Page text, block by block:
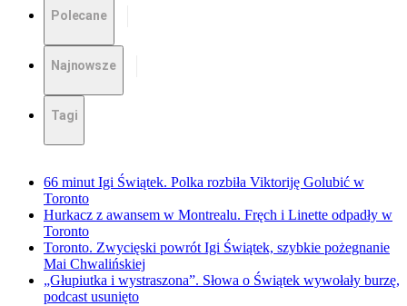
Polecane
Najnowsze
Tagi
66 minut Igi Świątek. Polka rozbiła Viktoriję Golubić w
Toronto
Hurkacz z awansem w Montrealu. Fręch i Linette odpadły w
Toronto
Toronto. Zwycięski powrót Igi Świątek, szybkie pożegnanie
Mai Chwalińskiej
„Głupiutka i wystraszona”. Słowa o Świątek wywołały burzę,
podcast usunięto